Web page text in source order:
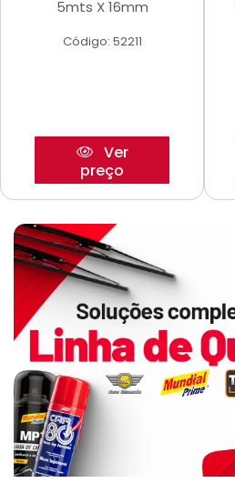
5mts X 16mm
Código: 52211
Ver
preço